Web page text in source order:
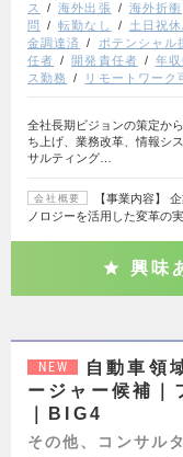
ス
海外出張 海外折衝
問
転勤なし 土日祝
金調達済
ポテンシャル
任者
開発責任者 年
ス勤務
リモートワーク
全社長期ビジョンの策定か
ち上げ、業務改革、情報シ
サルティング…
会社概要
【事業内容】
ノロジーを活用した変革の
興味
NEW
自動車領
ージャー候補｜
｜BIG4
その他、コンサル